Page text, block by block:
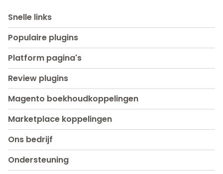
Snelle links
Populaire plugins
Platform pagina's
Review plugins
Magento boekhoudkoppelingen
Marketplace koppelingen
Ons bedrijf
Ondersteuning